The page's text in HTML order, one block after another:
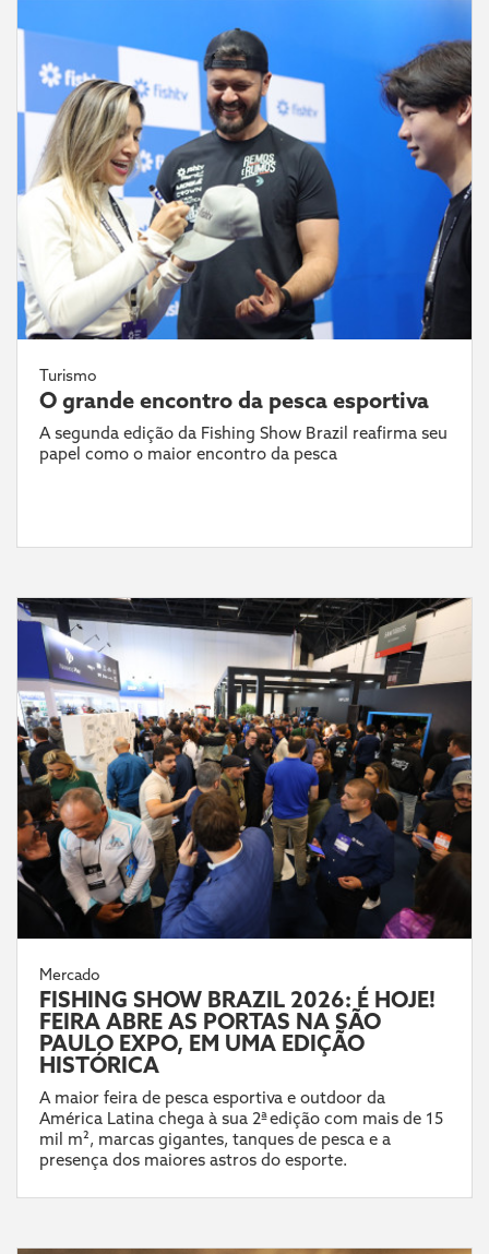
Turismo
O grande encontro da pesca esportiva
A segunda edição da Fishing Show Brazil reafirma seu
papel como o maior encontro da pesca
Mercado
FISHING SHOW BRAZIL 2026: É HOJE!
FEIRA ABRE AS PORTAS NA SÃO
PAULO EXPO, EM UMA EDIÇÃO
HISTÓRICA
A maior feira de pesca esportiva e outdoor da
América Latina chega à sua 2ª edição com mais de 15
mil m², marcas gigantes, tanques de pesca e a
presença dos maiores astros do esporte.